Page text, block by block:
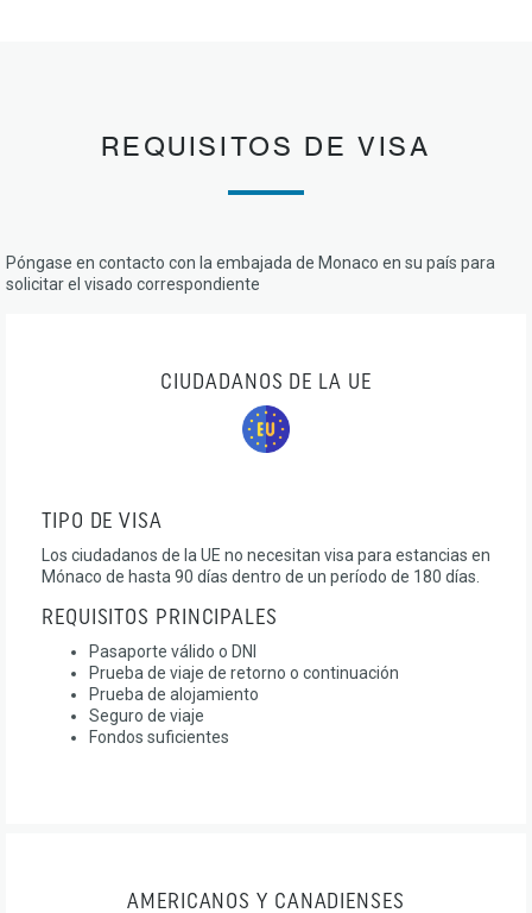
REQUISITOS DE VISA
Póngase en contacto con la embajada de Monaco en su país para
solicitar el visado correspondiente
CIUDADANOS DE LA UE
TIPO DE VISA
Los ciudadanos de la UE no necesitan visa para estancias en
Mónaco de hasta 90 días dentro de un período de 180 días.
REQUISITOS PRINCIPALES
Pasaporte válido o DNI
Prueba de viaje de retorno o continuación
Prueba de alojamiento
Seguro de viaje
Fondos suficientes
AMERICANOS Y CANADIENSES